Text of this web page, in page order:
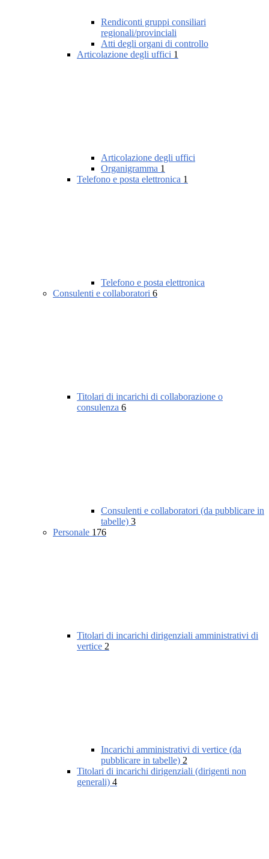
Rendiconti gruppi consiliari
regionali/provinciali
Atti degli organi di controllo
Articolazione degli uffici 1
Articolazione degli uffici
Organigramma 1
Telefono e posta elettronica 1
Telefono e posta elettronica
Consulenti e collaboratori 6
Titolari di incarichi di collaborazione o
consulenza 6
Consulenti e collaboratori (da pubblicare in
tabelle) 3
Personale 176
Titolari di incarichi dirigenziali amministrativi di
vertice 2
Incarichi amministrativi di vertice (da
pubblicare in tabelle) 2
Titolari di incarichi dirigenziali (dirigenti non
generali) 4